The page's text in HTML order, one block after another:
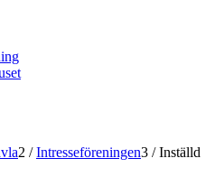
2 / Intresseföreningen3 / Inställd